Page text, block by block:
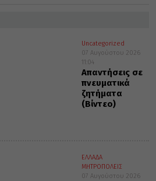
Uncategorized
07 Αυγούστου 2026
11:04
Απαντήσεις σε
πνευματικά
ζητήματα
(Βίντεο)
ΕΛΛΑΔΑ
ΜΗΤΡΟΠΟΛΕΙΣ
07 Αυγούστου 2026